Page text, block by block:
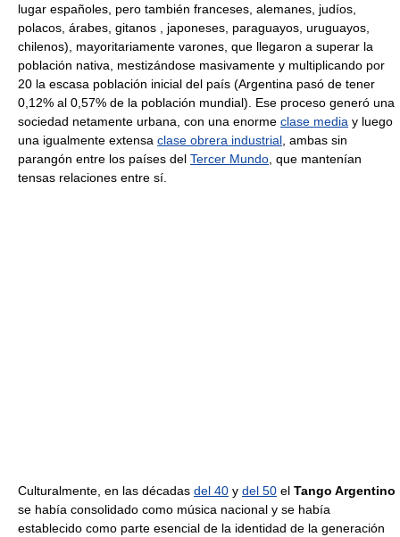
lugar españoles, pero también franceses, alemanes, judíos,
polacos, árabes, gitanos , japoneses, paraguayos, uruguayos,
chilenos), mayoritariamente varones, que llegaron a superar la
población nativa, mestizándose masivamente y multiplicando por
20 la escasa población inicial del país (Argentina pasó de tener
0,12% al 0,57% de la población mundial). Ese proceso generó una
sociedad netamente urbana, con una enorme clase media y luego
una igualmente extensa clase obrera industrial , ambas sin
parangón entre los países del Tercer Mundo , que mantenían
tensas relaciones entre sí.
Culturalmente, en las décadas del 40 y del 50 el Tango Argentino
se había consolidado como música nacional y se había
establecido como parte esencial de la identidad de la generación